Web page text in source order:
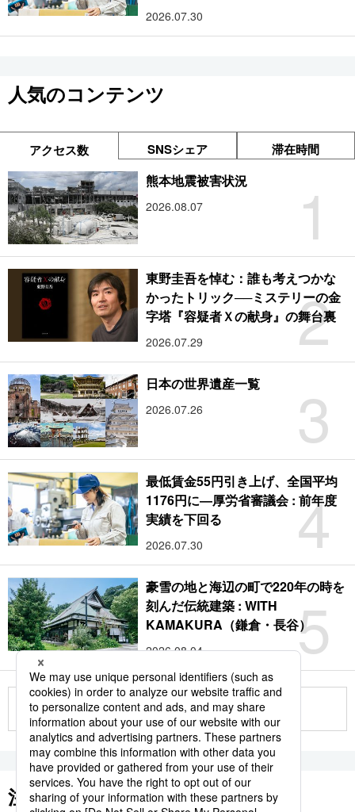
2026.07.30
人気のコンテンツ
アクセス数 SNSシェア 滞在時間
1
熊本地震被害状況
2026.08.07
2
東野圭吾を悼む：誰も考えつかな
かったトリック──ミステリーの金
字塔『容疑者Ｘの献身』の舞台裏
2026.07.29
3
日本の世界遺産一覧
2026.07.26
4
最低賃金55円引き上げ、全国平均
1176円に―厚労省審議会 : 前年度
実績を下回る
2026.07.30
5
豪雪の地と海辺の町で220年の時を
刻んだ伝統建築 : WITH
KAMAKURA（鎌倉・長谷）
2026.08.04
もっと見る
注目のキーワード